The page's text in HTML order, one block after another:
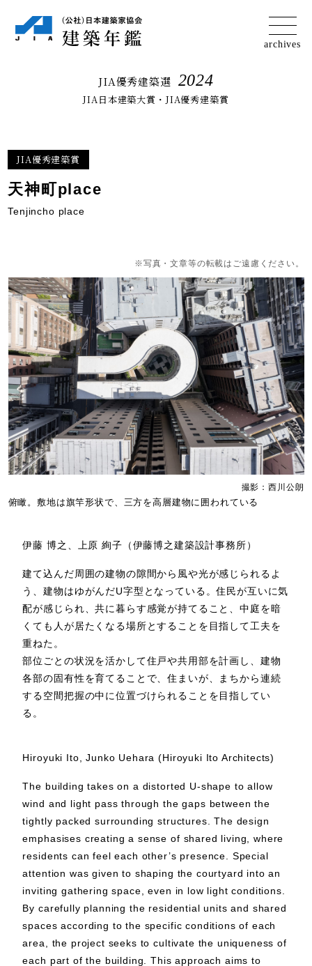
JIA優秀建築選 2024
JIA日本建築大賞・JIA優秀建築賞
JIA優秀建築賞
天神町place
Tenjincho place
※写真・文章等の転載はご遠慮ください。
俯瞰。敷地は旗竿形状で、三方を高層建物に囲われている
撮影：西川公朗
伊藤 博之、上原 絢子（伊藤博之建築設計事務所）
建て込んだ周囲の建物の隙間から風や光が感じられるよ
う、建物はゆがんだU字型となっている。住民が互いに気
配が感じられ、共に暮らす感覚が持てること、中庭を暗
くても人が居たくなる場所とすることを目指して工夫を
重ねた。
部位ごとの状況を活かして住戸や共用部を計画し、建物
各部の固有性を育てることで、住まいが、まちから連続
する空間把握の中に位置づけられることを目指してい
る。
Hiroyuki Ito, Junko Uehara (Hiroyuki Ito Architects)
The building takes on a distorted U-shape to allow
wind and light pass through the gaps between the
tightly packed surrounding structures. The design
emphasises creating a sense of shared living, where
residents can feel each other’s presence. Special
attention was given to shaping the courtyard into an
inviting gathering space, even in low light conditions.
By carefully planning the residential units and shared
spaces according to the specific conditions of each
area, the project seeks to cultivate the uniqueness of
each part of the building. This approach aims to